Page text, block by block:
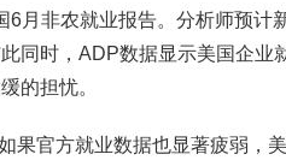
6月非农就业报告。分析师预计
同时，ADP数据显示美国企业
的担忧。
果官方就业数据也显著疲弱，